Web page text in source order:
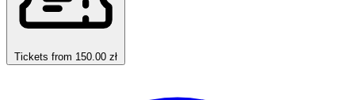
Tickets from 150.00 zł